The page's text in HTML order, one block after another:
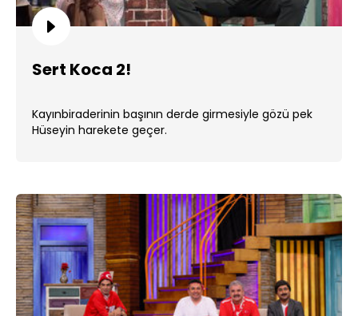
Sert Koca 2!
Kayınbiraderinin başının derde girmesiyle gözü pek
Hüseyin harekete geçer.